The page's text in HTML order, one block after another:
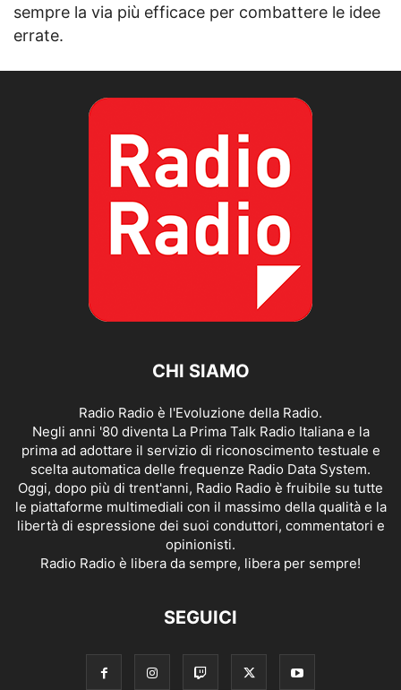
sempre la via più efficace per combattere le idee
errate.
CHI SIAMO
Radio Radio è l'Evoluzione della Radio.
Negli anni '80 diventa La Prima Talk Radio Italiana e la
prima ad adottare il servizio di riconoscimento testuale e
scelta automatica delle frequenze Radio Data System.
Oggi, dopo più di trent'anni, Radio Radio è fruibile su tutte
le piattaforme multimediali con il massimo della qualità e la
libertà di espressione dei suoi conduttori, commentatori e
opinionisti.
Radio Radio è libera da sempre, libera per sempre!
SEGUICI